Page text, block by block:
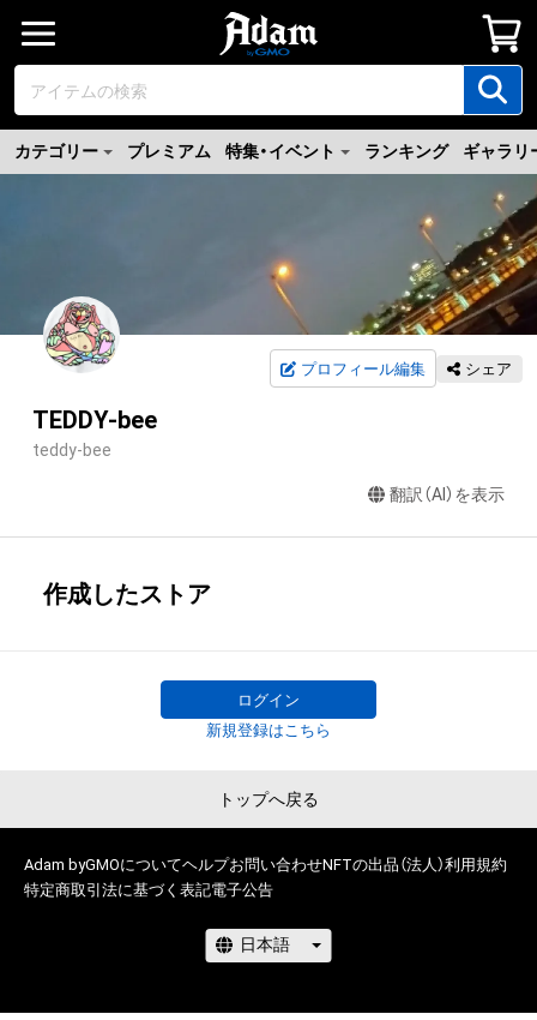
カテゴリー プレミアム 特集・イベント ランキング ギャラリ
プロフィール編集 シェア
TEDDY-bee
teddy-bee
翻訳（AI）を表示
作成したストア
ログイン
新規登録はこちら
トップへ戻る
Adam byGMOについてヘルプお問い合わせNFTの出品（法人）利用規約
特定商取引法に基づく表記電子公告